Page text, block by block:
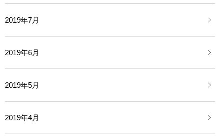
2019年7月
2019年6月
2019年5月
2019年4月